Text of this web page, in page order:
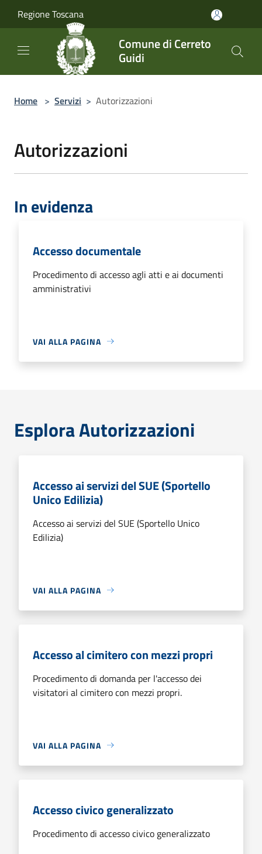
Regione Toscana
Comune di Cerreto
Guidi
Home > Servizi > Autorizzazioni
Autorizzazioni
In evidenza
Accesso documentale
Procedimento di accesso agli atti e ai documenti
amministrativi
VAI ALLA PAGINA
Esplora Autorizzazioni
Accesso ai servizi del SUE (Sportello
Unico Edilizia)
Accesso ai servizi del SUE (Sportello Unico
Edilizia)
VAI ALLA PAGINA
Accesso al cimitero con mezzi propri
Procedimento di domanda per l'accesso dei
visitatori al cimitero con mezzi propri.
VAI ALLA PAGINA
Accesso civico generalizzato
Procedimento di accesso civico generalizzato